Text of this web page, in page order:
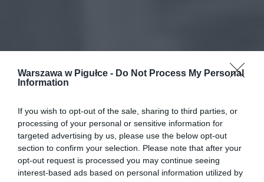
Warszawa w Pigułce - Do Not Process My Personal
Information
If you wish to opt-out of the sale, sharing to third parties, or
processing of your personal or sensitive information for
targeted advertising by us, please use the below opt-out
section to confirm your selection. Please note that after your
opt-out request is processed you may continue seeing
interest-based ads based on personal information utilized by